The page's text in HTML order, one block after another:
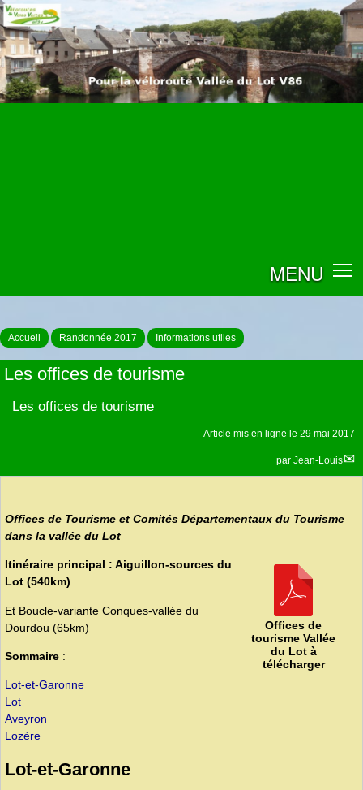
MENU
Accueil Randonnée 2017 Informations utiles
Les offices de tourisme
Les offices de tourisme
Article mis en ligne le 29 mai 2017
par Jean-Louis
Offices de Tourisme et Comités Départementaux du Tourisme
dans la vallée du Lot
Offices de
tourisme Vallée
du Lot à
télécharger
Itinéraire principal : Aiguillon-sources du
Lot (540km)
Et Boucle-variante Conques-vallée du
Dourdou (65km)
Sommaire :
Lot-et-Garonne
Lot
Aveyron
Lozère
Lot-et-Garonne